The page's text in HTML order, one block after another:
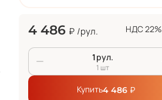
4 486 ₽ /рул. НДС 22%
рул.
1 шт
Купить4 486 ₽